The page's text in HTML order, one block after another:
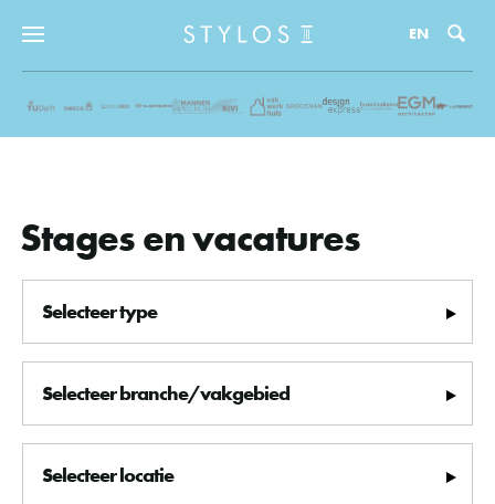
EN
Stages en vacatures
Selecteer type
Selecteer branche/vakgebied
Selecteer locatie